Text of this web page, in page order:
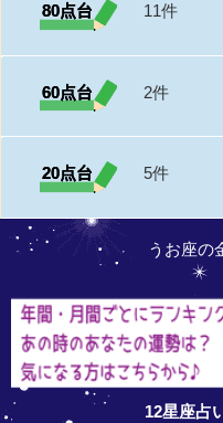
80点台 11件
60点台 2件
20点台 5件
うお座の
12星座占